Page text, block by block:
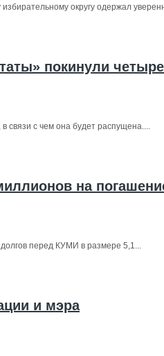
округу одержал
покинули
связи с чем она будет распущена....
на
перед КУМИ в размере 5,1...
и мэра